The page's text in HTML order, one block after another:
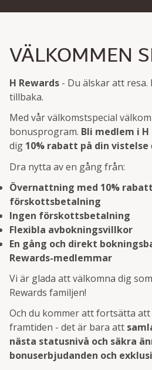
VÄLKOMMEN
H Rewards - Du älskar att
tillbaka.
Med vår välkomstspecial
bonusprogram. Bli medlem i H
dig 10% rabatt på din vistelse
Dra nytta av en gång från:
Övernattning med 10%
förskottsbetalning
Ingen förskottsbetalning
Flexibla avbokningsvillkor
En gång och direkt
Rewards-medlemmar
Vi är glada att välkomna dig
Rewards familjen!
Och du kommer att fortsätta
framtiden - det är bara att
nästa statusnivå och säkra
bonuserbjudanden och